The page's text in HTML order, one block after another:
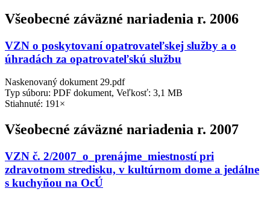
Všeobecné záväzné nariadenia r. 2006
VZN o poskytovaní opatrovateľskej služby a o
úhradách za opatrovateľskú službu
Naskenovaný dokument 29.pdf
Typ súboru: PDF dokument, Veľkosť: 3,1 MB
Stiahnuté: 191×
Všeobecné záväzné nariadenia r. 2007
VZN č. 2/2007_o_prenájme_miestností pri
zdravotnom stredisku, v kultúrnom dome a jedálne
s kuchyňou na OcÚ